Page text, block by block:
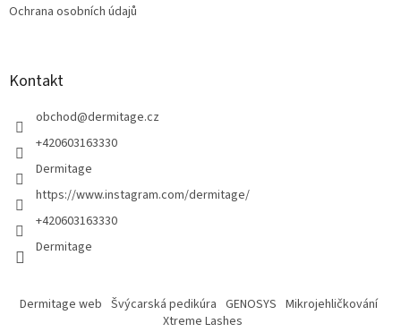
Ochrana osobních údajů
Kontakt
obchod@dermitage.cz
+420603163330
Dermitage
https://www.instagram.com/dermitage/
+420603163330
Dermitage
Dermitage web Švýcarská pedikúra GENOSYS Mikrojehličkování
Xtreme Lashes